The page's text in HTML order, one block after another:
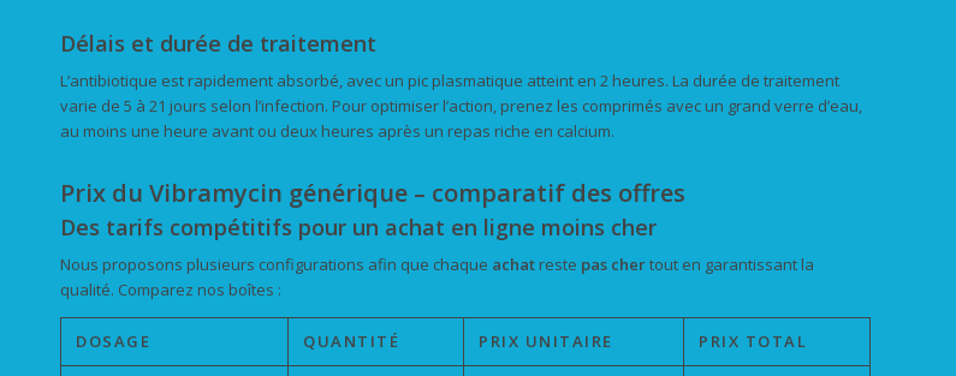
Délais et durée de traitement
L’antibiotique est rapidement absorbé, avec un pic plasmatique atteint en 2 heures. La durée de traitement
varie de 5 à 21 jours selon l’infection. Pour optimiser l’action, prenez les comprimés avec un grand verre d’eau,
au moins une heure avant ou deux heures après un repas riche en calcium.
Prix du Vibramycin générique – comparatif des offres
Des tarifs compétitifs pour un achat en ligne moins cher
Nous proposons plusieurs configurations afin que chaque achat reste pas chertout en garantissant la
qualité. Comparez nos boîtes :
DOSAGE QUANTITÉ PRIX UNITAIRE PRIX TOTAL